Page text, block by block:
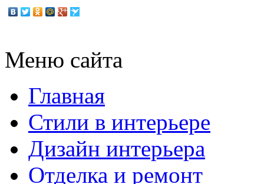
Меню сайта
Главная
Стили в интерьере
Дизайн интерьера
Отделка и ремонт